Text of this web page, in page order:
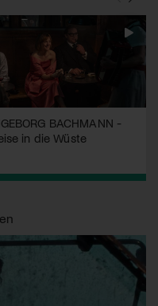
BACHMANN -
in die Wüste